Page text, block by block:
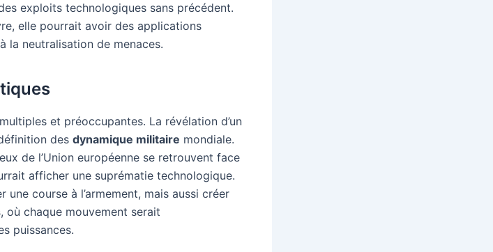
exploits technologiques sans précédent.
elle pourrait avoir des applications
la neutralisation de menaces.
et préoccupantes. La révélation d’un
des dynamique militaire mondiale.
de l’Union européenne se retrouvent face
afficher une suprématie technologique.
course à l’armement, mais aussi créer
où chaque mouvement serait
puissances.